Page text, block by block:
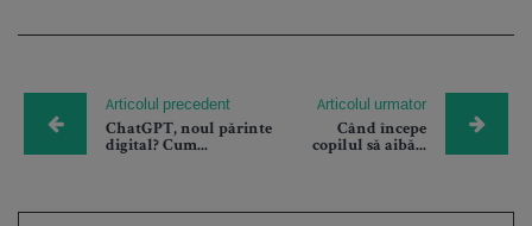
Articolul precedent
ChatGPT, noul părinte
digital? Cum...
Articolul urmator
Când începe
copilul să aibă...